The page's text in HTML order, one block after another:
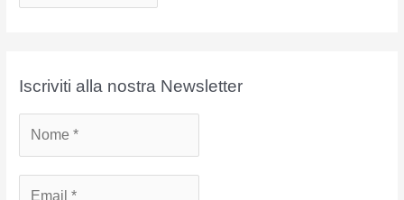
r
iIscriviti alla nostra Newsletter